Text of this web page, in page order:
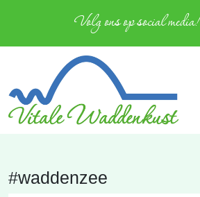
Volg ons op social media!
#waddenzee